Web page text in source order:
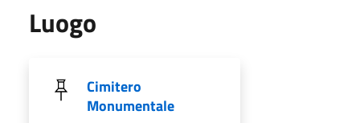
Luogo
Cimitero
Monumentale